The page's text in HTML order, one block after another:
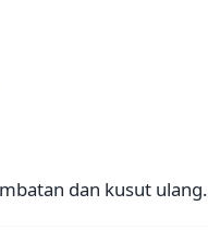
dan kusut ulang.